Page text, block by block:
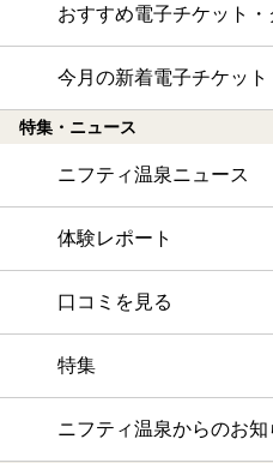
おすすめ電子チケット
今月の新着電子チケッ
特集・ニュース
ニフティ温泉ニュース
体験レポート
口コミを見る
特集
ニフティ温泉からのお知